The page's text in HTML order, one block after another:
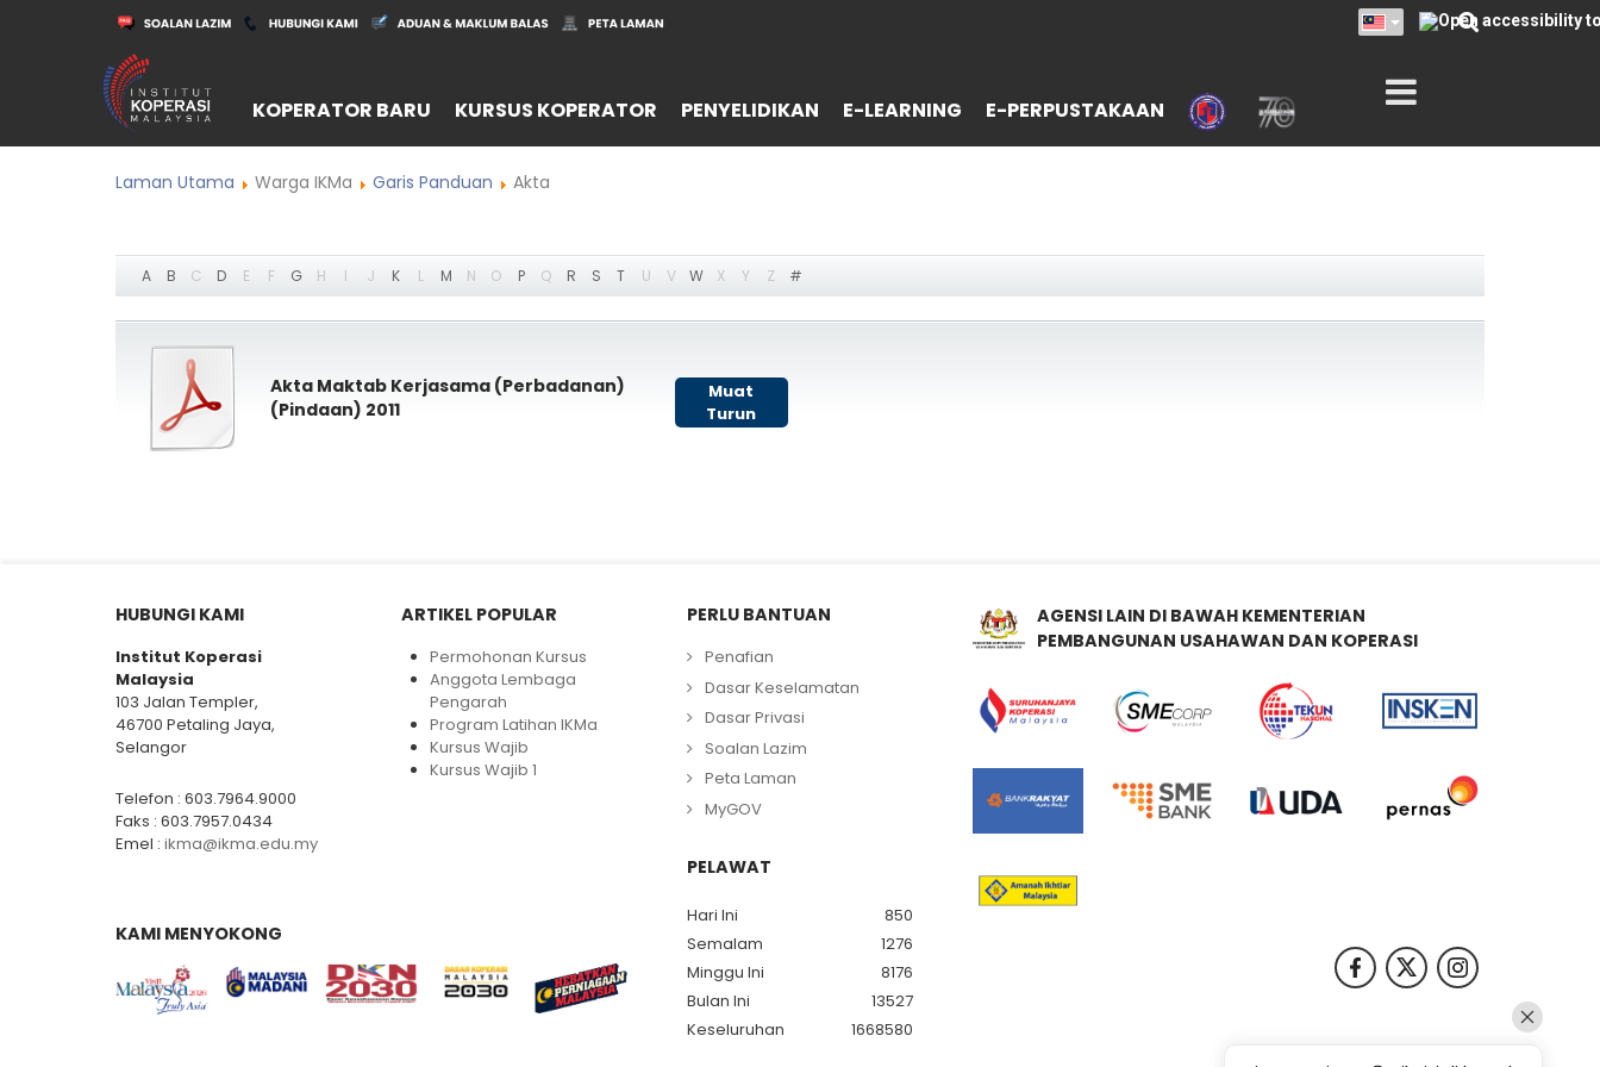
KOPERATOR BARU KURSUS KOPERATOR PENYELIDIKAN E-LEARNING E-PERPUSTAKAAN
Laman Utama Warga IKMa Garis Panduan Akta
A B C D E F G H I J K L M N O P Q R S T U V W X Y Z #
Akta Maktab Kerjasama (Perbadanan)
(Pindaan) 2011
Muat
Turun
HUBUNGI KAMI
Institut Koperasi
Malaysia
103 Jalan Templer,
46700 Petaling Jaya,
Selangor
Telefon : 603.7964.9000
Faks : 603.7957.0434
Emel : ikma@ikma.edu.my
ARTIKEL POPULAR
Permohonan Kursus
Anggota Lembaga
Pengarah
Program Latihan IKMa
Kursus Wajib
Kursus Wajib 1
PERLU BANTUAN
Penafian
Dasar Keselamatan
Dasar Privasi
Soalan Lazim
Peta Laman
MyGOV
PELAWAT
Hari Ini
850
Semalam
1276
Minggu Ini
8176
Bulan Ini
13527
Keseluruhan
1668580
AGENSI LAIN DI BAWAH KEMENTERIAN
PEMBANGUNAN USAHAWAN DAN KOPERASI
KAMI MENYOKONG